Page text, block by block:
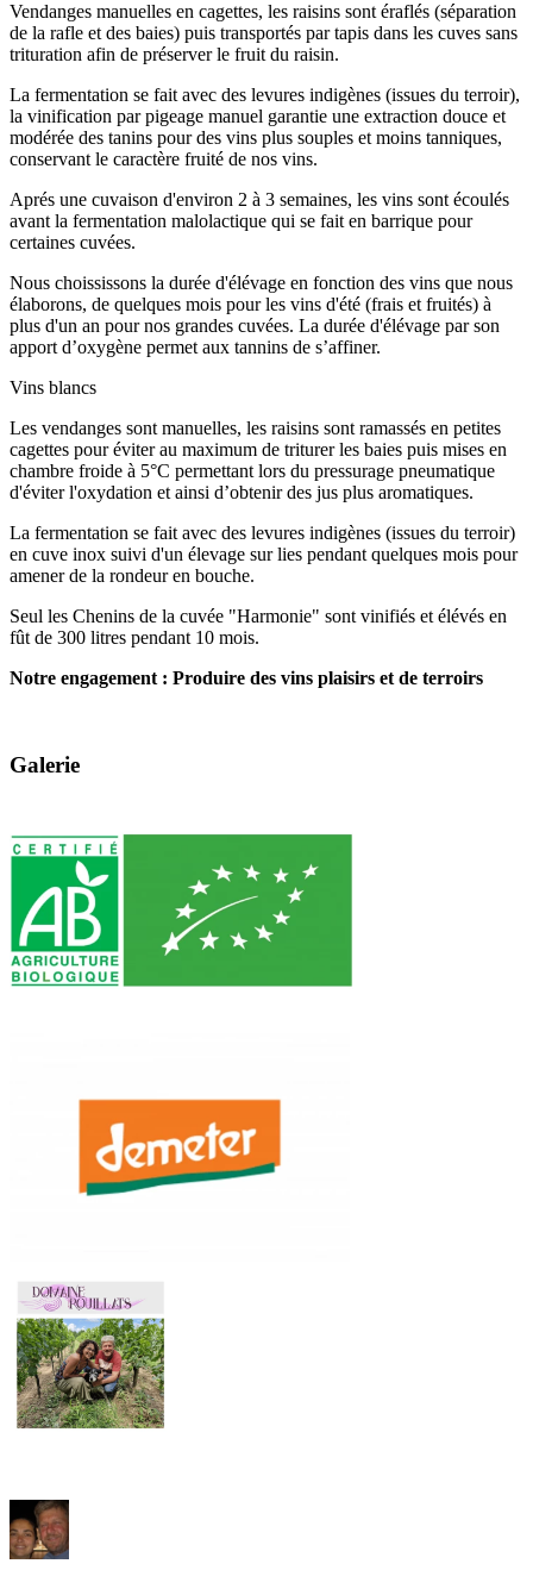
Vendanges manuelles en cagettes, les raisins sont éraflés (séparation
de la rafle et des baies) puis transportés par tapis dans les cuves sans
trituration afin de préserver le fruit du raisin.
La fermentation se fait avec des levures indigènes (issues du terroir),
la vinification par pigeage manuel garantie une extraction douce et
modérée des tanins pour des vins plus souples et moins tanniques,
conservant le caractère fruité de nos vins.
Aprés une cuvaison d'environ 2 à 3 semaines, les vins sont écoulés
avant la fermentation malolactique qui se fait en barrique pour
certaines cuvées.
Nous choississons la durée d'élévage en fonction des vins que nous
élaborons, de quelques mois pour les vins d'été (frais et fruités) à
plus d'un an pour nos grandes cuvées. La durée d'élévage par son
apport d’oxygène permet aux tannins de s’affiner.
Vins blancs
Les vendanges sont manuelles, les raisins sont ramassés en petites
cagettes pour éviter au maximum de triturer les baies puis mises en
chambre froide à 5°C permettant lors du pressurage pneumatique
d'éviter l'oxydation et ainsi d’obtenir des jus plus aromatiques.
La fermentation se fait avec des levures indigènes (issues du terroir)
en cuve inox suivi d'un élevage sur lies pendant quelques mois pour
amener de la rondeur en bouche.
Seul les Chenins de la cuvée "Harmonie" sont vinifiés et élévés en
fût de 300 litres pendant 10 mois.
Notre engagement : Produire des vins plaisirs et de terroirs
Galerie